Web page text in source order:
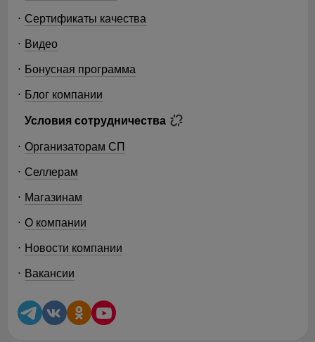
Сертификаты качества
Видео
Бонусная программа
Блог компании
Условия сотрудничества
Организаторам СП
Селлерам
Магазинам
О компании
Новости компании
Вакансии